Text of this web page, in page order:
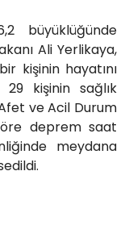
büyüklüğünde
Ali Yerlikaya,
kişinin hayatını
kişinin sağlık
ve Acil Durum
deprem saat
meydana